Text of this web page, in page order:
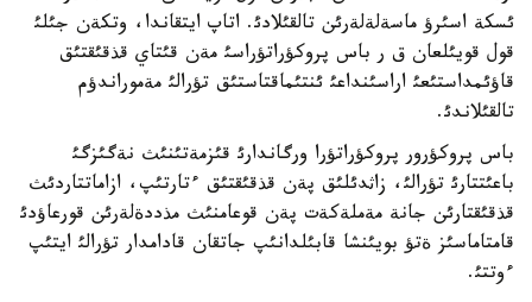
ئسكة اسئرؤ ماسةلةلةرئن تالقئلادئ. اتاپ ايتقاندا، وتكةن جئلئ
قول قويئلعان ق ر باس پروكؤراتؤراسئ مةن قئتاي قذقئقتئق
قاؤئمداستئعئ اراسئنداعئ ئنتئماقتاستئق تؤرالئ مةموراندؤم
تالقئلاندئ.
باس پروكؤرور پروكؤراتؤرا ورگاندارئ قئزمةتئنئث نةگئزگئ
باعئتتارئ تؤرالئ، زاثدئلئق پةن قذقئقتئق ءتارتئپ، ازاماتتاردئث
قذقئقتارئن جانة مةملةكةت پةن قوعامنئث مذددةلةرئن قورعاؤدئ
قامتاماسئز ةتؤ بويئنشا قابئلدانئپ جاتقان قادامدار تؤرالئ ايتئپ
ءوتتئ.